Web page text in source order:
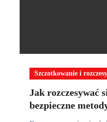
Szczotkowanie i
Jak rozczesywać
bezpieczne